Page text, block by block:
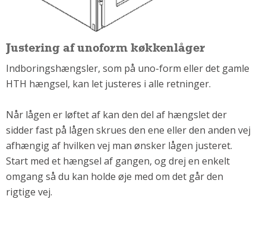
Om Værktøj
Pletleksikon
Justering af unoform køkkenlåger
Indboringshængsler, som på uno-form eller det gamle
HTH hængsel, kan let justeres i alle retninger.
Når lågen er løftet af kan den del af hængslet der
sidder fast på lågen skrues den ene eller den anden vej
afhængig af hvilken vej man ønsker lågen justeret.
Start med et hængsel af gangen, og drej en enkelt
omgang så du kan holde øje med om det går den
rigtige vej.